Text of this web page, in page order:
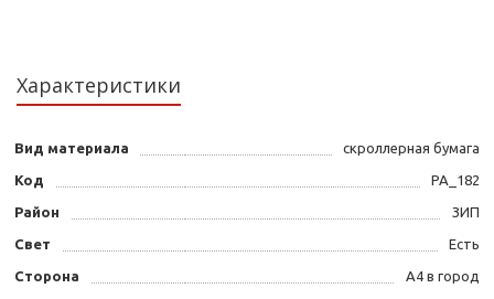
Характеристики
Вид материала скроллерная бумага
Код PA_182
Район ЗИП
Свет Есть
Сторона А4 в город